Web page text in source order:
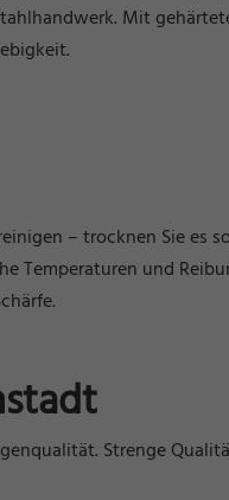
Mit
– trocknen Sie es
Temperaturen und
Strenge